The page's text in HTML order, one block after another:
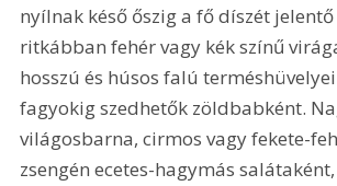
nyílnak késő őszig a fő díszét
ritkábban fehér vagy kék színű
hosszú és húsos falú
fagyokig szedhetők zöldbabként.
világosbarna, cirmos vagy fekete-
zsengén ecetes-hagymás